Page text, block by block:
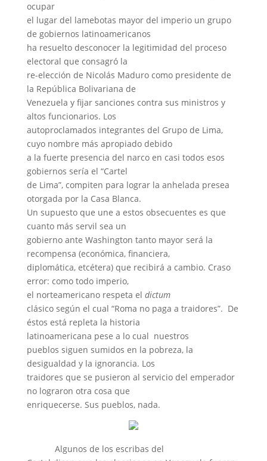
ocupar
el lugar del lamebotas mayor del imperio un grupo
de gobiernos latinoamericanos
ha resuelto desconocer la legitimidad del proceso
electoral que consagró la
re-elección de Nicolás Maduro como presidente de
la República Bolivariana de
Venezuela y fijar sanciones contra sus ministros y
altos funcionarios. Los
autoproclamados integrantes del Grupo de Lima,
cuyo nombre más apropiado debido
a la fuerte presencia del narco en casi todos esos
gobiernos sería el “Cartel
de Lima”, compiten para lograr la anhelada presea
otorgada por la Casa Blanca.
Un supuesto que une a estos obsecuentes es que
cuanto más servil sea un
gobierno ante Washington tanto mayor será la
recompensa (económica, financiera,
diplomática, etcétera) que recibirá a cambio. Craso
error: como todo imperio,
el norteamericano respeta el dictum
clásico según el cual “Roma no paga a traidores”. De
éstos está repleta la historia
latinoamericana pese a lo cual nuestros
pueblos siguen sumidos en la pobreza, la
desigualdad y la ignorancia. Los
traidores que se pusieron al servicio del emperador
no lograron otra cosa que
enriquecerse. Sus pueblos, nada.
Algunos de los escribas del